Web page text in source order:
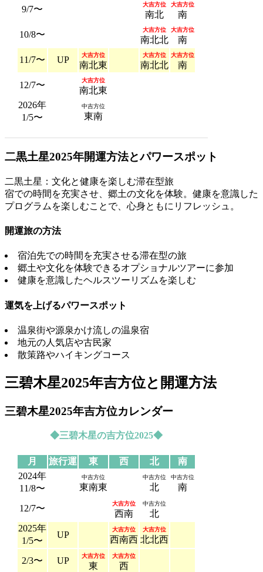
9/7〜 大吉方位
南北
大吉方位
南
10/8〜
大吉方位
南北北
大吉方位
南
11/7〜
UP 大吉方位
南北東
大吉方位
南北北
大吉方位
南
12/7〜
大吉方位
南北東
2026年
1/5〜
中吉方位
東南
二黒土星2025年開運方法とパワースポット
二黒土星：文化と健康を楽しむ滞在型旅
宿での時間を充実させ、郷土の文化を体験。健康を意識した
プログラムを楽しむことで、心身ともにリフレッシュ。
開運旅の方法
宿泊先での時間を充実させる滞在型の旅
郷土や文化を体験できるオプショナルツアーに参加
健康を意識したヘルスツーリズムを楽しむ
運気を上げるパワースポット
温泉街や源泉かけ流しの温泉宿
地元の人気店や古民家
散策路やハイキングコース
三碧木星2025年吉方位と開運方法
三碧木星2025年吉方位カレンダー
◆三碧木星の吉方位2025◆
月 旅行運 東 西 北
南
2024年
11/8〜
中吉方位
東南東
中吉方位
北
中吉方位
南
12/7〜 大吉方位
西南
中吉方位
北
2025年
1/5〜
UP
大吉方位
西南西
大吉方位
北北西
2/3〜 UP 大吉方位
東
大吉方位
西